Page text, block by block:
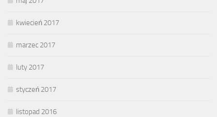
kwiecień 2017
marzec 2017
luty 2017
styczeń 2017
listopad 2016